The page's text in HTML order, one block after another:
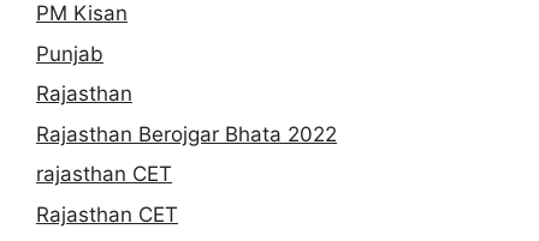
PM Kisan
Punjab
Rajasthan
Rajasthan Berojgar Bhata 2022
rajasthan CET
Rajasthan CET